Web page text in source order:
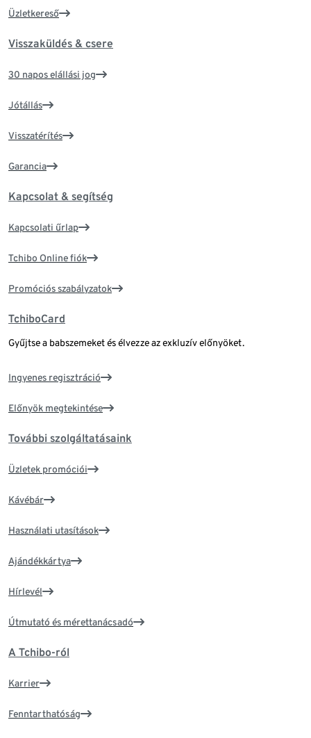
Üzletkereső
Visszaküldés & csere
30 napos elállási jog
Jótállás
Visszatérítés
Garancia
Kapcsolat & segítség
Kapcsolati űrlap
Tchibo Online fiók
Promóciós szabályzatok
TchiboCard
Gyűjtse a babszemeket és élvezze az exkluzív előnyöket.
Ingyenes regisztráció
Előnyök megtekintése
További szolgáltatásaink
Üzletek promóciói
Kávébár
Használati utasítások
Ajándékkártya
Hírlevél
Útmutató és mérettanácsadó
A Tchibo-ról
Karrier
Fenntarthatóság